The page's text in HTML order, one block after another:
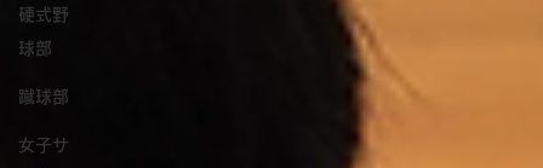
硬式野
球部
蹴球部
女子サ